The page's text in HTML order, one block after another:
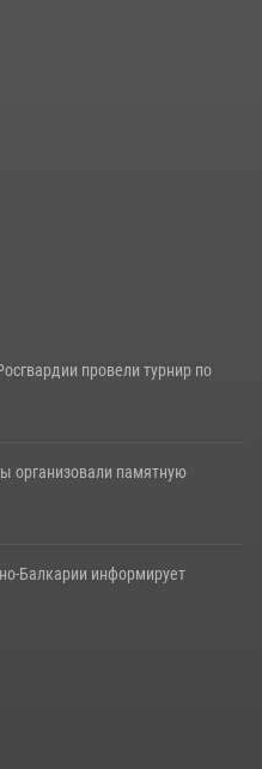
Росгвардии изъяты
провели турнир по
организовали памятную
Балкарии информирует